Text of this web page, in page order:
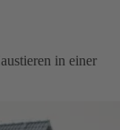
in einer